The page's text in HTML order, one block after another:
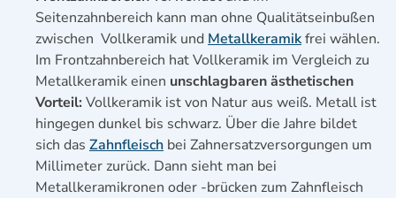
Seitenzahnbereich kann man ohne Qualitätseinbußen
zwischen Vollkeramik und Metallkeramikfrei wählen.
Im Frontzahnbereich hat Vollkeramik im Vergleich zu
Metallkeramik einen unschlagbaren ästhetischen
Vorteil: Vollkeramik ist von Natur aus weiß. Metall ist
hingegen dunkel bis schwarz. Über die Jahre bildet
sich das Zahnfleisch bei Zahnersatzversorgungen um
Millimeter zurück. Dann sieht man bei
Metallkeramikronen oder -brücken zum Zahnfleisch